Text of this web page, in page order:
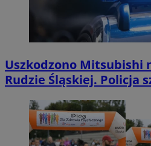
Uszkodzono Mitsubishi
Rudzie Śląskiej. Policja